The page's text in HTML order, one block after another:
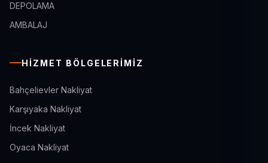
DEPOLAMA
AMBALAJ
HIZMET BÖLGELERIMIZ
Bahçelievler Nakliyat
Karşıyaka Nakliyat
İncek Nakliyat
Oyaca Nakliyat